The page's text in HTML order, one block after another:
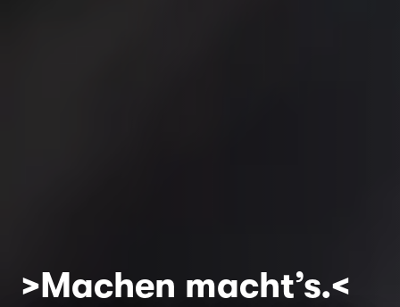
>Machen macht’s.<